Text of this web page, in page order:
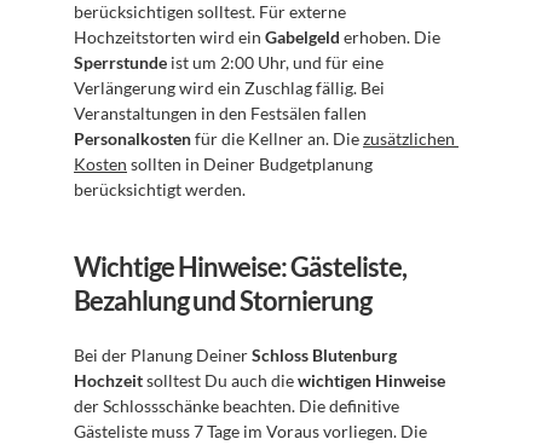
berücksichtigen solltest. Für externe
Hochzeitstorten wird ein Gabelgeld
Sperrstunde ist um 2:00 Uhr, und für eine
Verlängerung wird ein Zuschlag fällig. Bei
Personalkosten für die Kellner an. Die zusätzlichen
Kosten sollten in Deiner Budgetplanung
berücksichtigt werden.
Wichtige Hinweise: Gästeliste,
Bezahlung und Stornierung
Bei der Planung Deiner Schloss Blutenburg
Hochzeit solltest Du auch die wichtigen Hinweise
der Schlossschänke beachten. Die definitive
Gästeliste muss 7 Tage im Voraus vorliegen. Die